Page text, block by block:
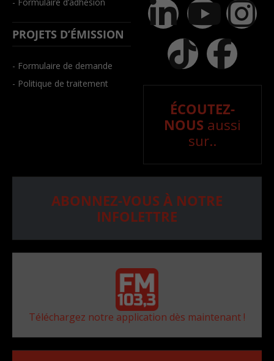
PROJETS D’ÉMISSION
- Formulaire de demande
- Politique de traitement
ÉCOUTEZ-
NOUS aussi
sur..
ABONNEZ-VOUS À NOTRE
INFOLETTRE
Téléchargez notre application dès maintenant !